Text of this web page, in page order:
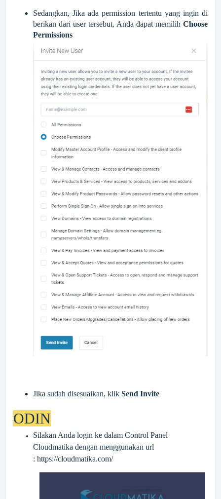
Sedangkan, Jika ada permission tertentu yang ingin di
berikan dari user tersebut, Anda dapat memilih Choose
Permissions
Jika sudah disesuaikan, klik Send Invite
ODIN
Silakan Anda login ke dalam Control Panel
Cloudmatika dengan menggunakan url
: https://cloudmatika.com/